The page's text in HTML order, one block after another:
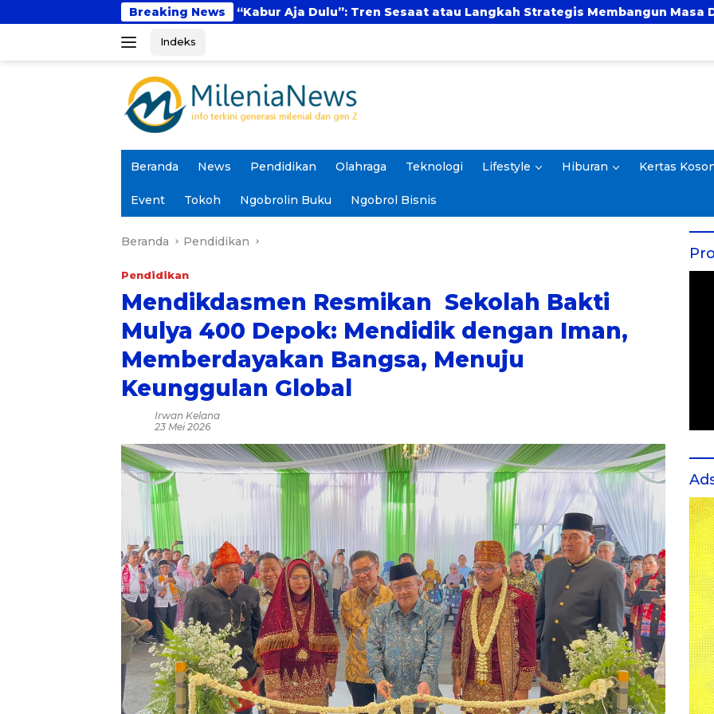
ke
Breaking News
Fenomena “Kabur Aja Dulu”: Tren Sesaat atau Langkah Strategis Membangun Masa Depan?
Indeks
Beranda News Pendidikan Olahraga Teknologi Lifestyle Hiburan Kertas
Event Tokoh Ngobrolin Buku Ngobrol Bisnis
Beranda Pendidikan
Pendidikan
Mendikdasmen Resmikan Sekolah Bakti
Mulya 400 Depok: Mendidik dengan Iman,
Memberdayakan Bangsa, Menuju
Keunggulan Global
Irwan Kelana
23 Mei 2026